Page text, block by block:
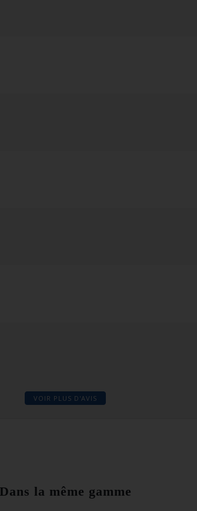
VOIR PLUS D'AVIS
Dans la même gamme